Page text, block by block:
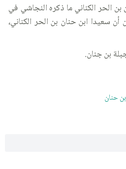
بن الحر الكناني ما ذكره النجاشي في
سعيدا ابن حنان بن الحر الكناني،
بن جنان.
حنان